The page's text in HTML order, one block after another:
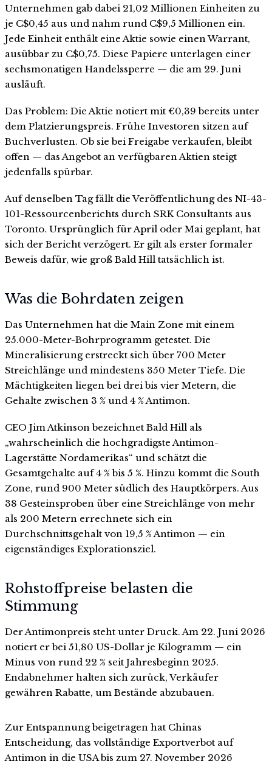
Unternehmen gab dabei 21,02 Millionen Einheiten zu
je C$0,45 aus und nahm rund C$9,5 Millionen ein.
Jede Einheit enthält eine Aktie sowie einen Warrant,
ausübbar zu C$0,75. Diese Papiere unterlagen einer
sechsmonatigen Handelssperre — die am 29. Juni
ausläuft.
Das Problem: Die Aktie notiert mit €0,39 bereits unter
dem Platzierungspreis. Frühe Investoren sitzen auf
Buchverlusten. Ob sie bei Freigabe verkaufen, bleibt
offen — das Angebot an verfügbaren Aktien steigt
jedenfalls spürbar.
Auf denselben Tag fällt die Veröffentlichung des NI-43-
101-Ressourcenberichts durch SRK Consultants aus
Toronto. Ursprünglich für April oder Mai geplant, hat
sich der Bericht verzögert. Er gilt als erster formaler
Beweis dafür, wie groß Bald Hill tatsächlich ist.
Was die Bohrdaten zeigen
Das Unternehmen hat die Main Zone mit einem
25.000-Meter-Bohrprogramm getestet. Die
Mineralisierung erstreckt sich über 700 Meter
Streichlänge und mindestens 350 Meter Tiefe. Die
Mächtigkeiten liegen bei drei bis vier Metern, die
Gehalte zwischen 3 % und 4 % Antimon.
CEO Jim Atkinson bezeichnet Bald Hill als
„wahrscheinlich die hochgradigste Antimon-
Lagerstätte Nordamerikas“ und schätzt die
Gesamtgehalte auf 4 % bis 5 %. Hinzu kommt die South
Zone, rund 900 Meter südlich des Hauptkörpers. Aus
38 Gesteinsproben über eine Streichlänge von mehr
als 200 Metern errechnete sich ein
Durchschnittsgehalt von 19,5 % Antimon — ein
eigenständiges Explorationsziel.
Rohstoffpreise belasten die
Stimmung
Der Antimonpreis steht unter Druck. Am 22. Juni 2026
notiert er bei 51,80 US-Dollar je Kilogramm — ein
Minus von rund 22 % seit Jahresbeginn 2025.
Endabnehmer halten sich zurück, Verkäufer
gewähren Rabatte, um Bestände abzubauen.
Zur Entspannung beigetragen hat Chinas
Entscheidung, das vollständige Exportverbot auf
Antimon in die USA bis zum 27. November 2026